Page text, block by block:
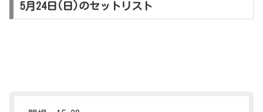
5月24日(日)のセットリスト